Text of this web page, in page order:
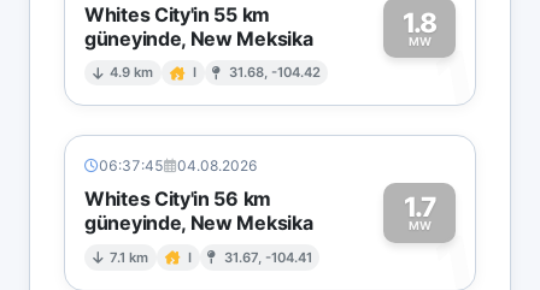
Whites City'in 55 km
güneyinde, New Meksika
4.9 km I 31.68, -104.42
1.8
MW1
06:37:45 04.08.2026
Whites City'in 56 km
güneyinde, New Meksika
7.1 km I 31.67, -104.41
1.7
MW1